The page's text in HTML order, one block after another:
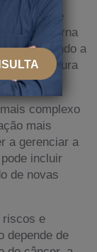
ser feito de
bolsa interna
direcionando a
uma abertura
complexo
mais
a gerenciar a
incluir
de novas
riscos e
depende de